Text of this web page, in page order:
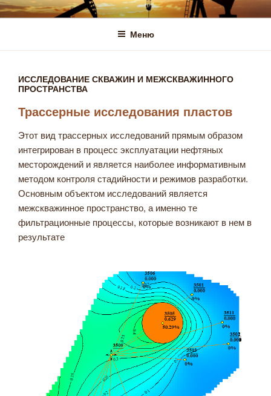
Перейти
к
ПНП-СЕРВИС
Меню
ИССЛЕДОВАНИЕ СКВАЖИН И МЕЖСКВАЖИННОГО
ПРОСТРАНСТВА
Трассерные исследования пластов
Этот вид трассерных исследований прямым образом
интегрирован в процесс эксплуатации нефтяных
месторождений и является наиболее информативным
методом контроля стадийности и режимов разработки.
Основным объектом исследований является
межскважинное пространство, а именно те
фильтрационные процессы, которые возникают в нем в
результате